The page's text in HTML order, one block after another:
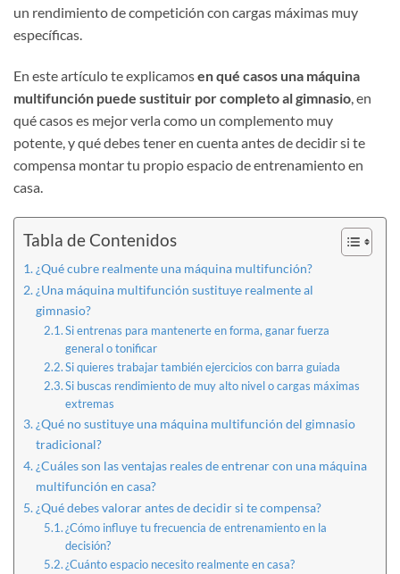
un rendimiento decompetición con cargas máximas muy
específicas.
En este artículo teexplicamosen qué casos una máquina
multifunción puede sustituir porcompleto al gimnasio, en
qué casos es mejor verla como un complemento muy
potente, y qué debes tener en cuenta antes de decidir si te
compensa montartu propio espacio de entrenamiento en
casa.
Tabla de Contenidos
¿Qué cubre realmente una máquina multifunción?
¿Una máquina multifunción sustituye realmente al
gimnasio?
Si entrenas para mantenerte en forma, ganar fuerza
general o tonificar
Si quieres trabajar también ejercicios con barra guiada
Si buscas rendimiento de muy alto nivel o cargas máximas
extremas
¿Qué no sustituye una máquina multifunción del gimnasio
tradicional?
¿Cuáles son las ventajas reales de entrenar con una máquina
multifunción en casa?
¿Qué debes valorar antes de decidir si te compensa?
¿Cómo influye tu frecuencia de entrenamiento en la
decisión?
¿Cuánto espacio necesito realmente en casa?